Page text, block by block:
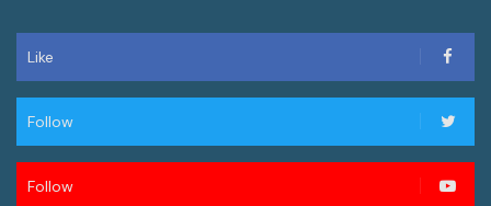
Like
Follow
Follow